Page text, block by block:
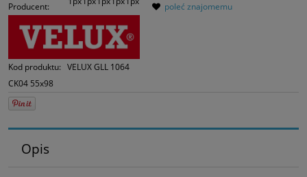
Producent:
Kod produktu: VELUX GLL 1064
CK04 55x98
poleć znajomemu
Opis